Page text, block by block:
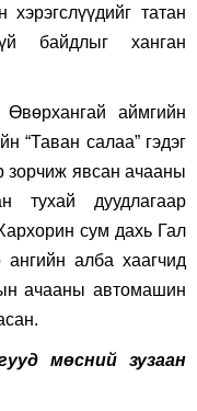
хэрэгслүүдийг татан
байдлыг ханган
аймгийн
“Таван салаа” гэдэг
зорчиж явсан ачааны
тухай дуудлагаар
сум дахь Гал
алба хаагчид
ачааны автомашин
мөсний зузаан